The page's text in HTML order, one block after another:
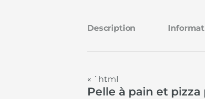
Description
« `html
Pelle à pain et pizza